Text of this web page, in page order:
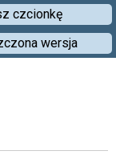
czcionkę
wersja